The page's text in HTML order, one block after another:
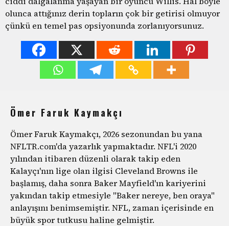
olunca attığınız derin topların çok bir getirisi olmuyor
çünkü en temel pas opsiyonunda zorlanıyorsunuz.
Ömer Faruk Kaymakçı
Ömer Faruk Kaymakçı, 2026 sezonundan bu yana
NFLTR.com'da yazarlık yapmaktadır. NFL'i 2020
yılından itibaren düzenli olarak takip eden
Kalayçı'nın lige olan ilgisi Cleveland Browns ile
başlamış, daha sonra Baker Mayfield'ın kariyerini
yakından takip etmesiyle "Baker nereye, ben oraya"
anlayışını benimsemiştir. NFL, zaman içerisinde en
büyük spor tutkusu haline gelmiştir.